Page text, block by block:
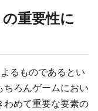
重要性に
るものであるとい
ろんゲームにおい
わめて重要な要素の